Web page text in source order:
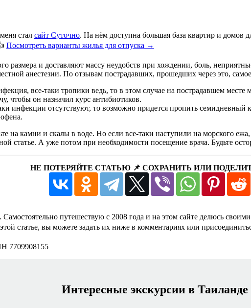
стал сайт Суточно. На нём доступна большая база квартир и домов
Посмотреть варианты жилья для отпуска →
размера и доставляют массу неудобств при хождении, боль,
анестезии. По отзывам пострадавших, прошедших через это,
все-таки тропики ведь, то в этом случае на пострадавшем
чтобы он назначил курс антибиотиков.
инфекции отсутствуют, то возможно придется пропить семидневный
на камни и скалы в воде. Но если все-таки наступили на морского
статье. А уже потом при необходимости посещение врача. Будьте
НЕ ПОТЕРЯЙТЕ СТАТЬЮ 📌 СОХРАНИТЬ ИЛИ
путешествую с 2008 года и на этом сайте делюсь
статье, вы можете задать их ниже в комментариях или
7709908155
Интересные экскурсии в Таиланде